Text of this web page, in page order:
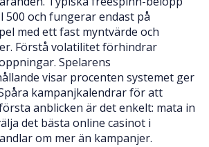
och fungerar endast på
med ett fast myntvärde och
Förstå volatilitet förhindrar
Spelarens
visar procenten systemet ger
kampanjkalendrar för att
anblicken är det enkelt: mata in
det bästa online casinot i
om mer än kampanjer.